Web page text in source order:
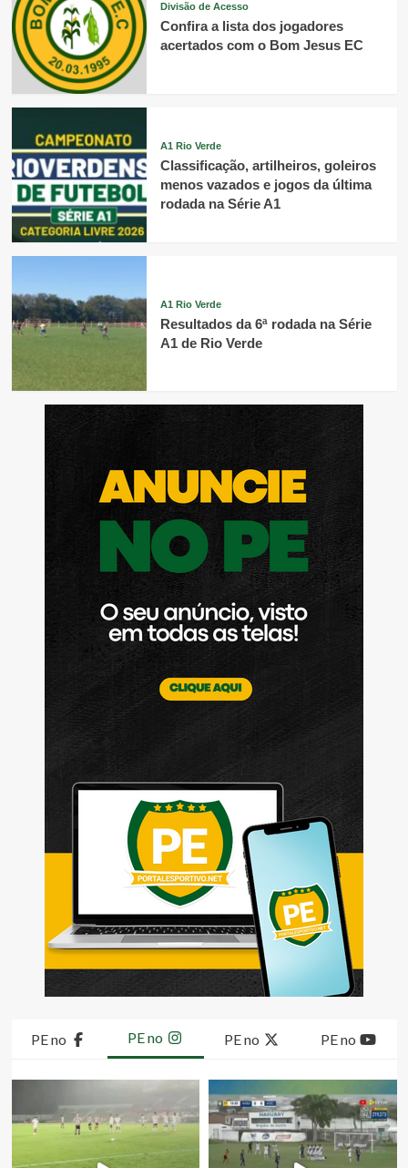
Divisão de Acesso
Confira a lista dos jogadores
acertados com o Bom Jesus EC
A1 Rio Verde
Classificação, artilheiros, goleiros
menos vazados e jogos da última
rodada na Série A1
A1 Rio Verde
Resultados da 6ª rodada na Série
A1 de Rio Verde
PE no PE no PE no PE no